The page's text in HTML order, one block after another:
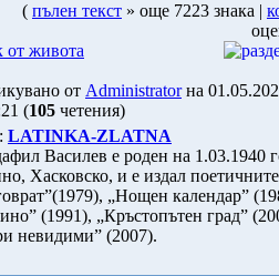
( пълен текст » още 7223 знака |
от живота
от Administratorна
(105 четения)
LATINKA-ZLATNA
Василев е роден на 1.03.1940
Хасковско, и е издал
„Нощен календар”
(1991), „Кръстопътен град”
невидими” (2007).